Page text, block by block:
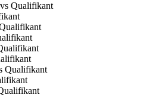
Qualifikant
Qualifikant